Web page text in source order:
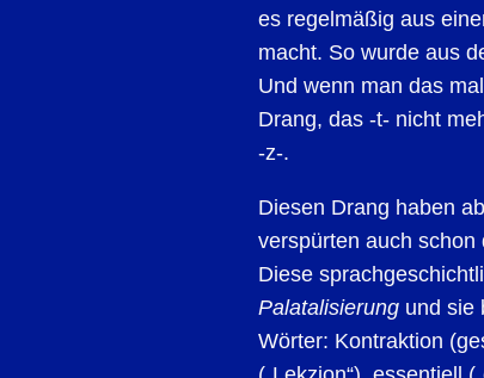
es regelmäßig aus
macht. So wurde aus
Und wenn man das
Drang, das -t- nicht
-z-.
Diesen Drang haben
verspürten auch
Diese
Palatalisierung und sie
Wörter: Kontraktion